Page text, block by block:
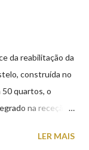
da reabilitação da
construída no
quartos, o
na receção,
homenageiam a
LER MAIS